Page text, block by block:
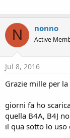
N nonno
Active
Jul 8, 2016
Grazie mille per
giorni fa ho
quella B4A, B4J
il qua sotto lo uso